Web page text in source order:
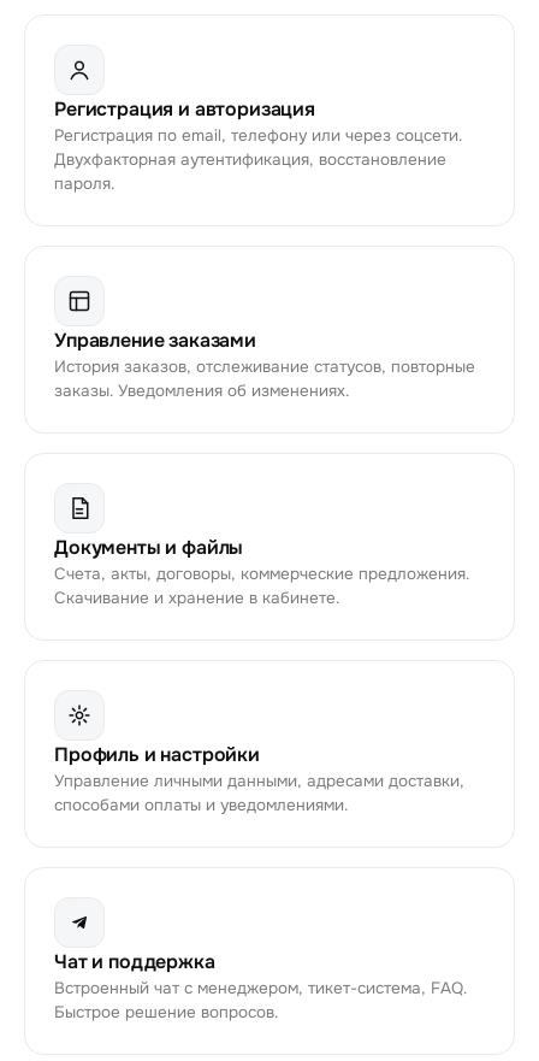
Регистрация и авторизация
Регистрация по email, телефону или через соцсети.
Двухфакторная аутентификация, восстановление
пароля.
Управление заказами
История заказов, отслеживание статусов, повторные
заказы. Уведомления об изменениях.
Документы и файлы
Счета, акты, договоры, коммерческие предложения.
Скачивание и хранение в кабинете.
Профиль и настройки
Управление личными данными, адресами доставки,
способами оплаты и уведомлениями.
Чат и поддержка
Встроенный чат с менеджером, тикет-система, FAQ.
Быстрое решение вопросов.